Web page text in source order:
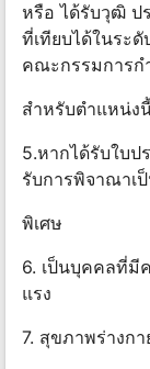
หรือ ได้รับวุฒิ ป
ที่เทียบได้ในระ
คณะกรรมการกํ
สําหรับตําแหน่ง
5.หากได้รับใบป
รับการพิจาณาเ
พิเศษ
6. เป็นบุคคลที่มี
แรง
7. สุขภาพร่างก